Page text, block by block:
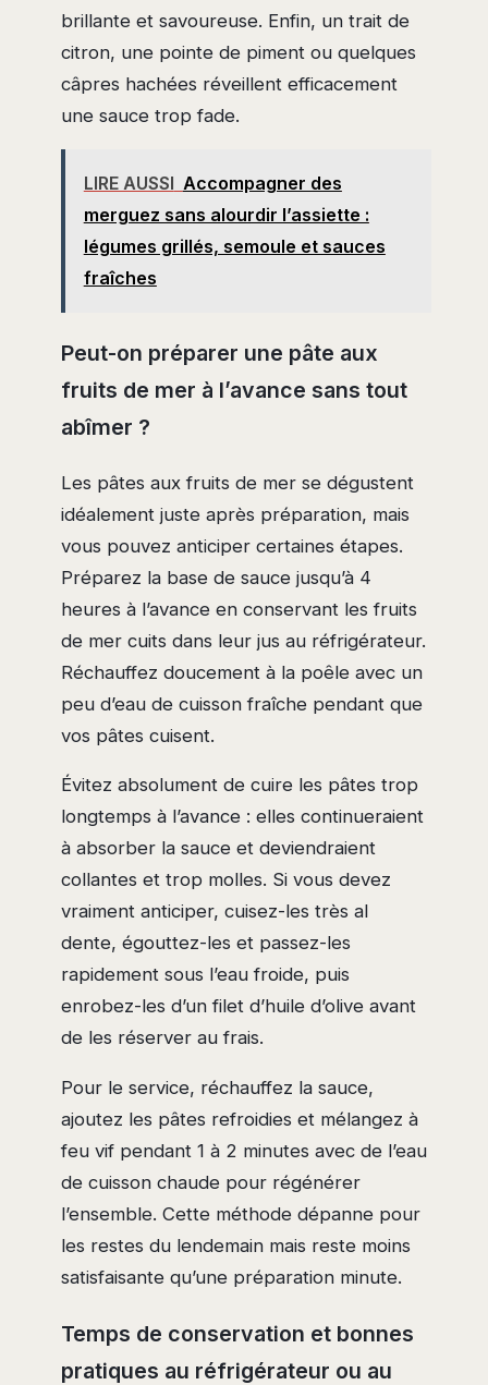
brillante et savoureuse. Enfin, un trait de
citron, une pointe de piment ou quelques
câpres hachées réveillent efficacement
une sauce trop fade.
LIRE AUSSI Accompagner des
merguez sans alourdir l’assiette :
légumes grillés, semoule et sauces
fraîches
Peut-on préparer une pâte aux
fruits de mer à l’avance sans tout
abîmer ?
Les pâtes aux fruits de mer se dégustent
idéalement juste après préparation, mais
vous pouvez anticiper certaines étapes.
Préparez la base de sauce jusqu’à 4
heures à l’avance en conservant les fruits
de mer cuits dans leur jus au réfrigérateur.
Réchauffez doucement à la poêle avec un
peu d’eau de cuisson fraîche pendant que
vos pâtes cuisent.
Évitez absolument de cuire les pâtes trop
longtemps à l’avance : elles continueraient
à absorber la sauce et deviendraient
collantes et trop molles. Si vous devez
vraiment anticiper, cuisez-les très al
dente, égouttez-les et passez-les
rapidement sous l’eau froide, puis
enrobez-les d’un filet d’huile d’olive avant
de les réserver au frais.
Pour le service, réchauffez la sauce,
ajoutez les pâtes refroidies et mélangez à
feu vif pendant 1 à 2 minutes avec de l’eau
de cuisson chaude pour régénérer
l’ensemble. Cette méthode dépanne pour
les restes du lendemain mais reste moins
satisfaisante qu’une préparation minute.
Temps de conservation et bonnes
pratiques au réfrigérateur ou au